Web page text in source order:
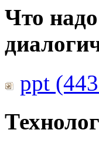
Что
ppt